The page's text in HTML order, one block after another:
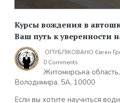
Курсы вождения в
Ваш путь к уверенности
ОПУБЛІКОВАНО Євген
0 Comments
Житомирська
Володимира, 5А, 10000
Если вы хотите научиться